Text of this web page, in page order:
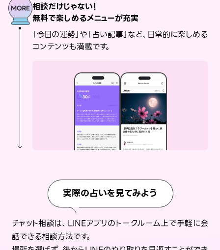
相談だけじゃない！
無料で楽しめるメニューが充実
「今日の運勢」や「占い記事」など、日常的に楽しめる
コンテンツも満載です。
実際の占いを見てみよう
チャット相談は、LINEアプリのトークルーム上で手軽に会
話できる相談方法です。